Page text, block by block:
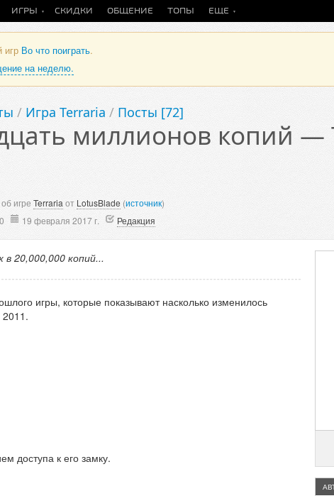
ИГРЫ СКИДКИ ОБЩЕНИЕ ТОПЫ ЕЩЕ
игр Во что поиграть.
на неделю.
/ Игра Terraria / Посты [72]
миллионов копий —
игре Terraria от LotusBlade (источник)
0 19 февраля 2017 г. Редакция
20,000,000 копий...
игры, которые показывают насколько изменилось
доступа к его замку.